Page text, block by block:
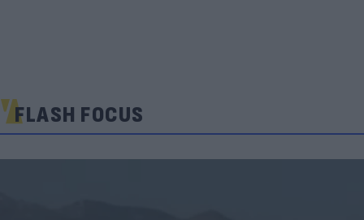
FLASH FOCUS